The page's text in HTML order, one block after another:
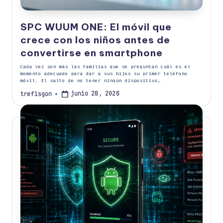
SPC WUUM ONE: El móvil que
crece con los niños antes de
convertirse en smartphone
Cada vez son más las familias que se preguntan cuál es el
momento adecuado para dar a sus hijos su primer teléfono
móvil. El salto de no tener ningún dispositivo…
Publicado
trefisgon junio 28, 2026